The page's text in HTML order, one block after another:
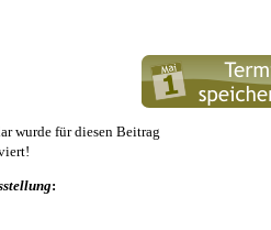
wurde für diesen Beitrag
: